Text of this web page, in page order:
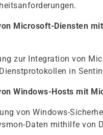
Microsoft-Diensten
zur Integration von
in
Windows-Hosts mit
von Windows-
Daten mithilfe von